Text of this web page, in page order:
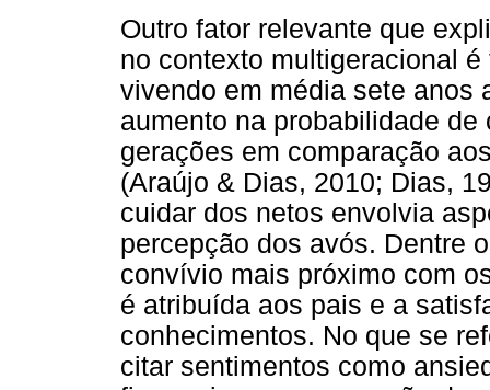
Outro fator relevante que
no contexto multigeracional
vivendo em média sete anos
aumento na probabilidade
gerações em comparação
(Araújo & Dias, 2010; Dias,
cuidar dos netos envolvia
percepção dos avós. Dentre
convívio mais próximo com
é atribuída aos pais e a
conhecimentos. No que se
citar sentimentos como